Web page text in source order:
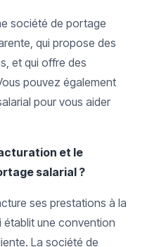
société de portage
qui propose des
et qui offre des
pouvez également
pour vous aider
et le
salarial ?
ses prestations à la
établit une convention
La société de